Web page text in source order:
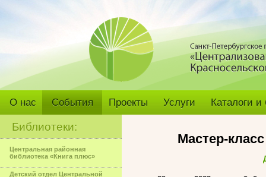
О нас События Проекты Услуги Каталоги
Библиотеки:
Центральная районная
библиотека «Книга плюс»
Детский отдел Центральной
Мастер-